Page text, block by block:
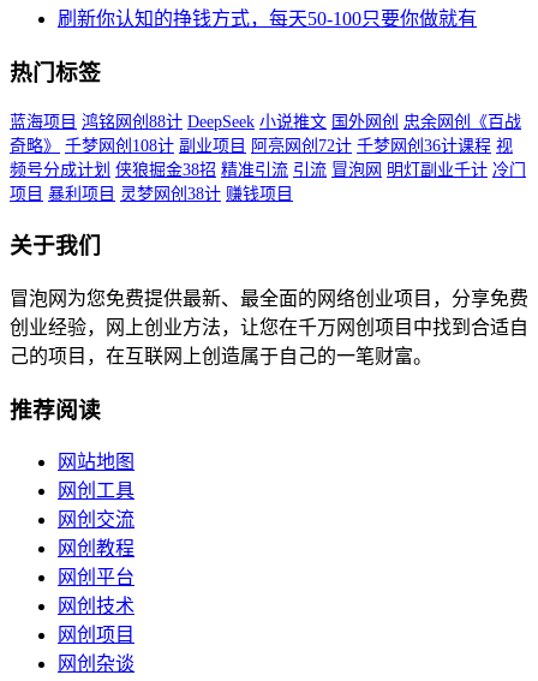
刷新你认知的挣钱方式，每天50-100只要你做就有
热门标签
蓝海项目 鸿铭网创88计 DeepSeek 小说推文 国外网创 忠余网创《百战
奇略》
千梦网创108计 副业项目 阿亮网创72计 千梦网创36计课程 视
频号分成计划 侠狼掘金38招 精准引流 引流 冒泡网 明灯副业千计 冷门
项目 暴利项目 灵梦网创38计 赚钱项目
关于我们
冒泡网为您免费提供最新、最全面的网络创业项目，分享免费
创业经验，网上创业方法，让您在千万网创项目中找到合适自
己的项目，在互联网上创造属于自己的一笔财富。
推荐阅读
网站地图
网创工具
网创交流
网创教程
网创平台
网创技术
网创项目
网创杂谈